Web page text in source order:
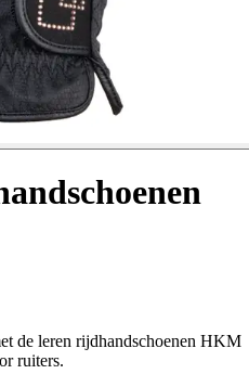
de leren rijdhandschoenen HKM
ruiters.